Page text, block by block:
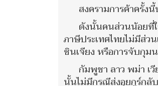
สงครามการค้าครั้ง
ดังนั้นคนส่วนน้อยที่
ภาษีประเทศไทยไม่มีส่ว
ซินเจียง หรือการจับกุม
กัมพูชา ลาว พม่า เ
นั้นไม่มีกรณีส่งอุยกูร์กลับ